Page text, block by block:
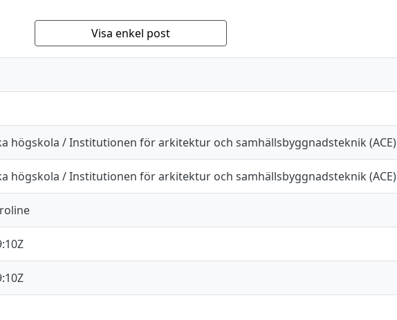
Visa enkel post
högskola / Institutionen för arkitektur och samhällsbyggnadsteknik (ACE)
högskola / Institutionen för arkitektur och samhällsbyggnadsteknik (ACE)